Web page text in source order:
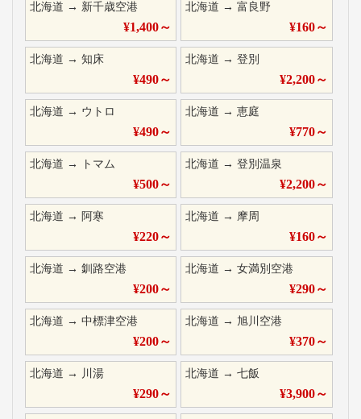
北海道 → 新千歳空港
¥1,400～
北海道 →富良野
¥160～
北海道 → 知床
¥490～
北海道 →登別
¥2,200～
北海道 → ウトロ
¥490～
北海道 →恵庭
¥770～
北海道 → トマム
¥500～
北海道 →登別温泉
¥2,200～
北海道 → 阿寒
¥220～
北海道 → 摩周
¥160～
北海道 → 釧路空港
¥200～
北海道 →女満別空港
¥290～
北海道 → 中標津空港
¥200～
北海道 →旭川空港
¥370～
北海道 → 川湯
¥290～
北海道 →七飯
¥3,900～